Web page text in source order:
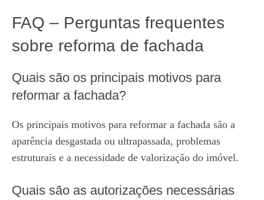
FAQ – Perguntas frequentes
sobre reforma de fachada
Quais são os principais motivos para
reformar a fachada?
Os principais motivos para reformar a fachada são a
aparência desgastada ou ultrapassada, problemas
estruturais e a necessidade de valorização do imóvel.
Quais são as autorizações necessárias